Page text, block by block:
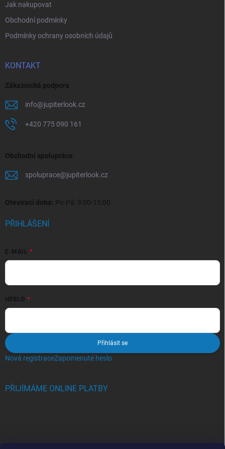
Jak nakupovat
Obchodní podmínky
Podmínky ochrany osobních údajů
KONTAKT
Zákaznická podpora
info@jupiterlook.cz
+420 775 090 161
Obchodní spolupráce
spoluprace@jupiterlook.cz
Otevírací doba: Po-Pá: 9:00-15:00
PŘIHLÁŠENÍ
E-MAIL
HESLO
Přihlásit se
Nová registraceZapomenuté heslo
PŘIJÍMÁME ONLINE PLATBY